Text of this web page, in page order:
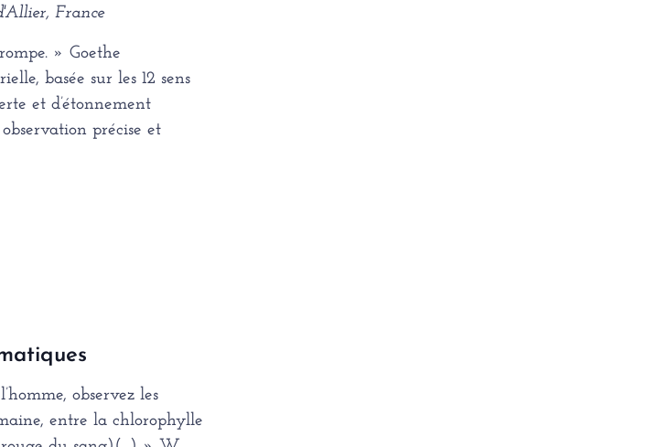
France
» Goethe
basée sur les 12 sens
et d’étonnement
précise et
observez les
entre la chlorophylle